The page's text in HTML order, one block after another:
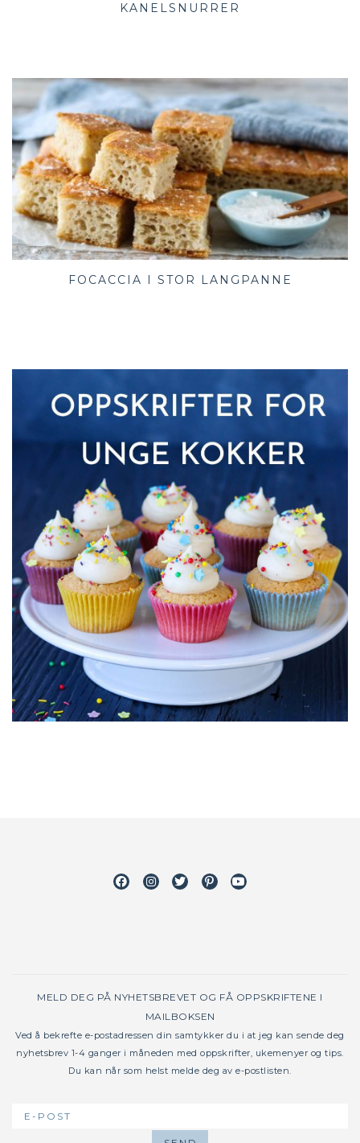
KANELSNURRER
FOCACCIA I STOR LANGPANNE
FacebookInstagram
TwitterPinterestYoutube
MELD DEG PÅ NYHETSBREVET OG FÅ OPPSKRIFTENE I
MAILBOKSEN
Ved å bekrefte e-postadressen din samtykker du i at jeg kan sende deg
nyhetsbrev 1-4 ganger i måneden med oppskrifter, ukemenyer og tips.
Du kan når som helst melde deg av e-postlisten.